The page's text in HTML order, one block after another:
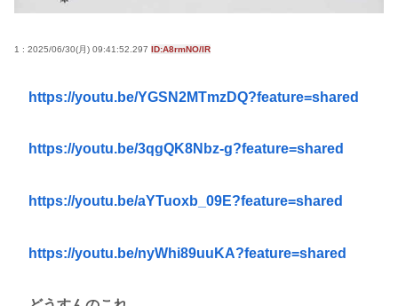
1 : 2025/06/30(月) 09:41:52.297 ID:A8rmNO/lR
https://youtu.be/YGSN2MTmzDQ?feature=shared
https://youtu.be/3qgQK8Nbz-g?feature=shared
https://youtu.be/aYTuoxb_09E?feature=shared
https://youtu.be/nyWhi89uuKA?feature=shared